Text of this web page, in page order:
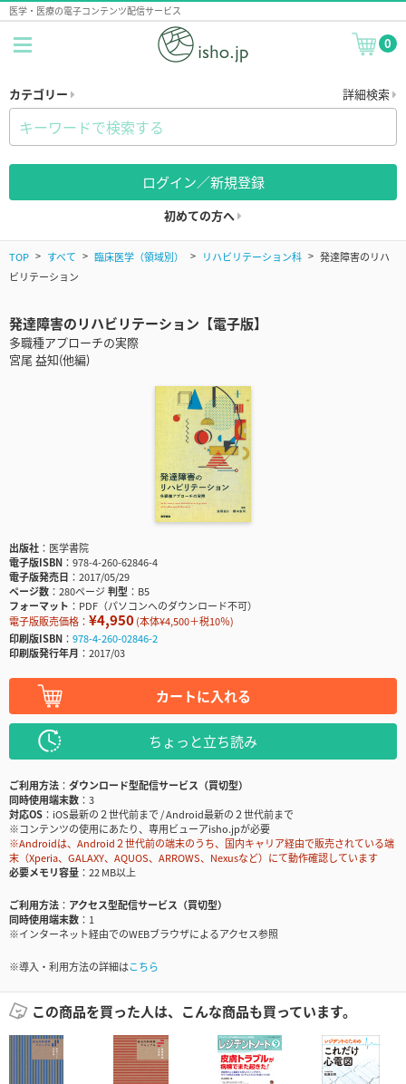
医学・医療の電子コンテンツ配信サービス
0
カテゴリー 詳細検索
ログイン／新規登録
初めての方へ
TOP すべて 臨床医学（領域別） リハビリテーション科
発達障害のリハ
ビリテーション
発達障害のリハビリテーション【電子版】
多職種アプローチの実際
宮尾 益知(他編)
出版社
医学書院
電子版ISBN
978-4-260-62846-4
電子版発売日
2017/05/29
ページ数
280ページ判型
B5
フォーマット
PDF（パソコンへのダウンロード不可）
電子版販売価格： ¥4,950(本体¥4,500＋税10％)
印刷版ISBN
978-4-260-02846-2
印刷版発行年月
2017/03
カートに入れる
ちょっと立ち読み
ご利用方法
ダウンロード型配信サービス（買切型）
同時使用端末数
3
対応OS
iOS最新の２世代前まで / Android最新の２世代前まで
※コンテンツの使用にあたり、専用ビューアisho.jpが必要
※Androidは、Android２世代前の端末のうち、国内キャリア経由で販売されている端
末（Xperia、GALAXY、AQUOS、ARROWS、Nexusなど）にて動作確認しています
必要メモリ容量
22 MB以上
ご利用方法
アクセス型配信サービス（買切型）
同時使用端末数
1
※インターネット経由でのWEBブラウザによるアクセス参照
※導入・利用方法の詳細はこちら
この商品を買った人は、こんな商品も買っています。